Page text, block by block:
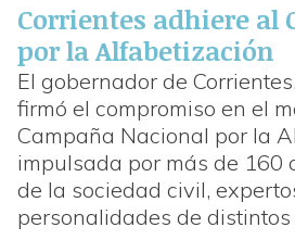
Corrientes adhiere al
por la Alfabetización
El gobernador de
firmó el compromiso en el
Campaña Nacional por la
impulsada por más de 160
de la sociedad civil,
personalidades de distintos